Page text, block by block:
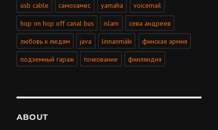
usb cable самозамес yamaha voicemail
hop on hop off canal bus islam сева андреев
любовь к людям java linnanmäki финская армия
подземный гараж точкование финляндия
ABOUT